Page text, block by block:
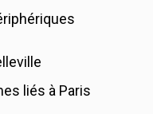
liés à Paris